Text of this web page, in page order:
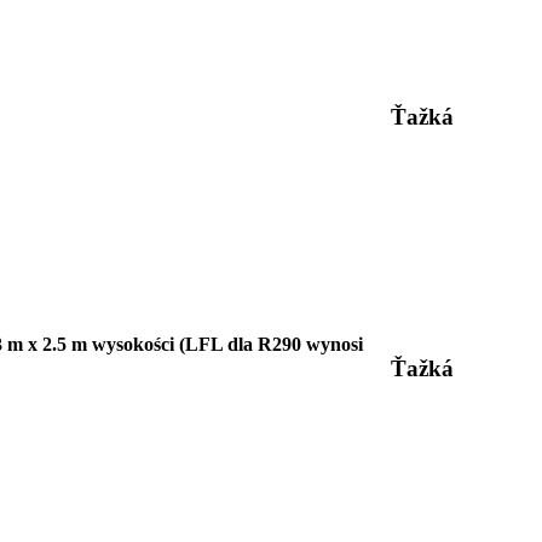
Ťažká
Ťažká
m x 2.5 m wysokości (LFL dla R290 wynosi